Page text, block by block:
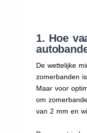
1. Hoe
De wettelijke
zomerbanden
Maar voor
om
van 2 mm en